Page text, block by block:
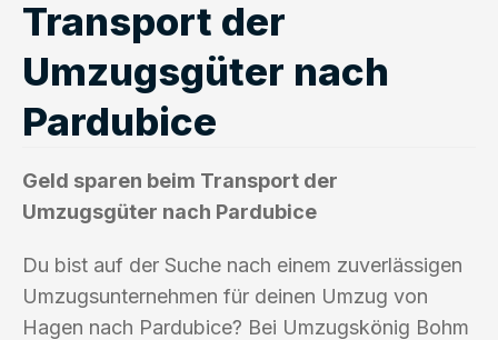
Transport der
Umzugsgüter nach
Pardubice
Geld sparen beim Transport der
Umzugsgüter nach Pardubice
Du bist auf der Suche nach einem zuverlässigen
Umzugsunternehmen für deinen Umzug von
Hagen nach Pardubice? Bei Umzugskönig Bohm